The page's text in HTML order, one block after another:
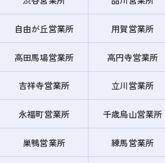
自由が丘営業所 用賀営業所
高田馬場営業所 高円寺営業所
吉祥寺営業所 立川営業所
永福町営業所 千歳烏山営業所
巣鴨営業所 練馬営業所